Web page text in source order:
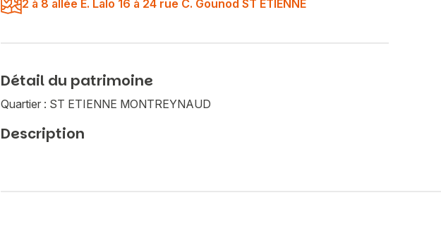
Vous recherchez&nbsp;:
2 à 8 allée E. Lalo 16 à 24 rue C. Gounod ST ETIENNE
Détail du patrimoine
Quartier : ST ETIENNE MONTREYNAUD
Description